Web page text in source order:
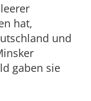
hat,
und
gaben sie